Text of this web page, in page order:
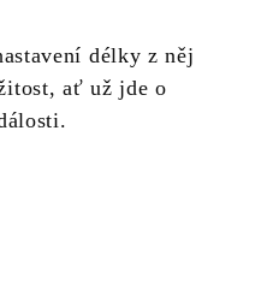
délky z něj
ať už jde o